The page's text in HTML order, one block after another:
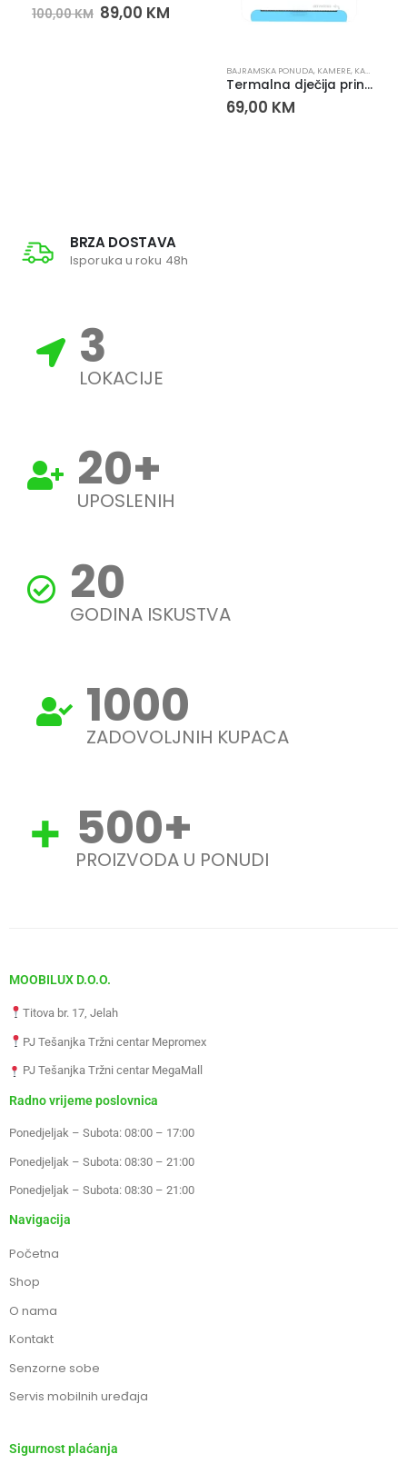
100,00KM 89,00 KM
BAJRAMSKA PONUDA, KAMERE, KAMERE & VIDEO
Termalna dječija print kamera D101 – Instant kamera za djecu 1080P, 2.4” ekran
69,00 KM
BRZA DOSTAVA
Isporuka u roku 48h
3
LOKACIJE
20+
UPOSLENIH
20
GODINA ISKUSTVA
1000
ZADOVOLJNIH KUPACA
500+
PROIZVODA U PONUDI
MOOBILUX D.O.O.
Titova br. 17, Jelah
PJ Tešanjka Tržni centar Mepromex
PJ Tešanjka Tržni centar MegaMall
Radno vrijeme poslovnica
Ponedjeljak – Subota: 08:00 – 17:00
Ponedjeljak – Subota: 08:30 – 21:00
Ponedjeljak – Subota: 08:30 – 21:00
Navigacija
Početna
Shop
O nama
Kontakt
Senzorne sobe
Servis mobilnih uređaja
Sigurnost plaćanja